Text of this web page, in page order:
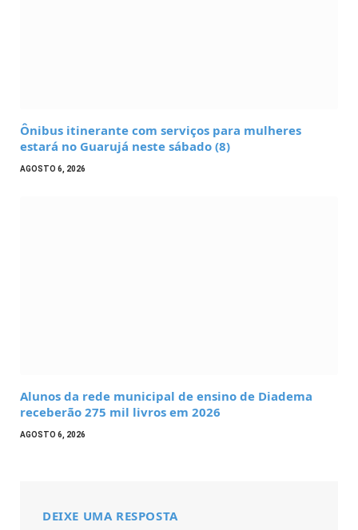
Ônibus itinerante com serviços para mulheres
estará no Guarujá neste sábado (8)
AGOSTO 6, 2026
Alunos da rede municipal de ensino de Diadema
receberão 275 mil livros em 2026
AGOSTO 6, 2026
DEIXE UMA RESPOSTA